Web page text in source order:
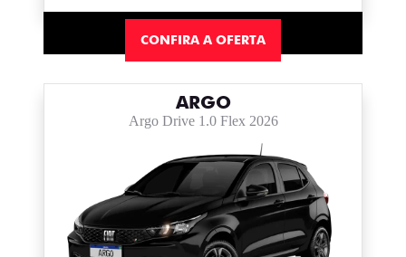
CONFIRA A OFERTA
ARGO
Argo Drive 1.0 Flex 2026